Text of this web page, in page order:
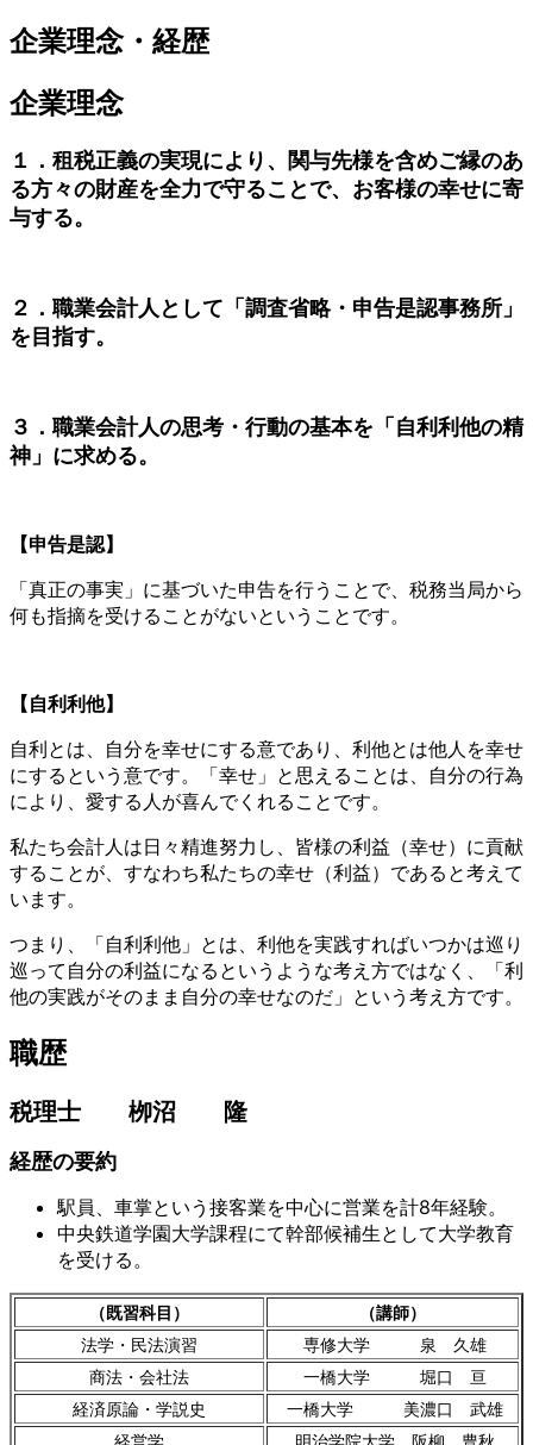
企業理念・経歴
企業理念
１．租税正義の実現により、関与先様を含めご縁のあ
る方々の財産を全力で守ることで、お客様の幸せに寄
与する。
２．職業会計人として「調査省略・申告是認事務所」
を目指す。
３．職業会計人の思考・行動の基本を「自利利他の精
神」に求める。
【申告是認】
「真正の事実」に基づいた申告を行うことで、税務当局から
何も指摘を受けることがないということです。
【自利利他】
自利とは、自分を幸せにする意であり、利他とは他人を幸せ
にするという意です。「幸せ」と思えることは、自分の行為
により、愛する人が喜んでくれることです。
私たち会計人は日々精進努力し、皆様の利益（幸せ）に貢献
することが、すなわち私たちの幸せ（利益）であると考えて
います。
つまり、「自利利他」とは、利他を実践すればいつかは巡り
巡って自分の利益になるというような考え方ではなく、「利
他の実践がそのまま自分の幸せなのだ」という考え方です。
職歴
税理士 栁沼 隆
経歴の要約
駅員、車掌という接客業を中心に営業を計8年経験。
中央鉄道学園大学課程にて幹部候補生として大学教育
を受ける。
（既習科目）
（講師）
法学・民法演習
専修大学 泉 久雄
商法・会社法
一橋大学 堀口 亘
経済原論・学説史
一橋大学 美濃口 武雄
経営学
明治学院大学 阪柳 豊秋